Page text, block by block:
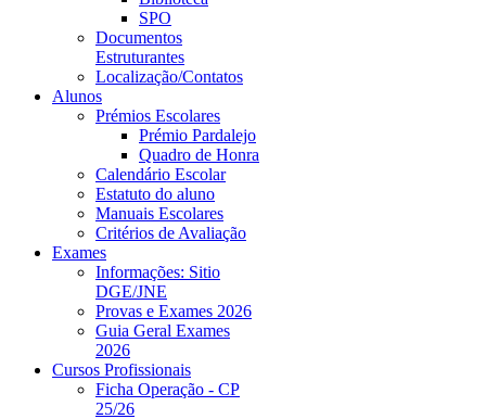
SPO
Documentos
Estruturantes
Localização/Contatos
Alunos
Prémios Escolares
Prémio Pardalejo
Quadro de Honra
Calendário Escolar
Estatuto do aluno
Manuais Escolares
Critérios de Avaliação
Exames
Informações: Sitio
DGE/JNE
Provas e Exames 2026
Guia Geral Exames
2026
Cursos Profissionais
Ficha Operação - CP
25/26